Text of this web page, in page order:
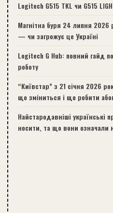
Logitech G515 TKL чи G515
Магнітна буря 24 липня 2026
— чи загрожує це Україні
Logitech G Hub: повний гайд
роботу
“Київстар” з 21 січня 2026
що зміниться і що робити
Найстародавніші українські
носити, та що вони означали